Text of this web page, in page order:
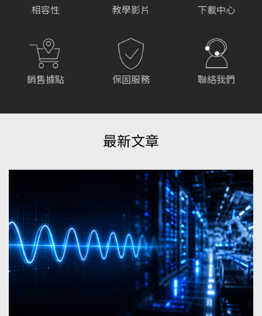
相容性 教學影片 下載中心
銷售據點 保固服務 聯絡我們
最新文章